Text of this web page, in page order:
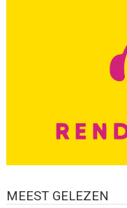
MEEST GELEZEN